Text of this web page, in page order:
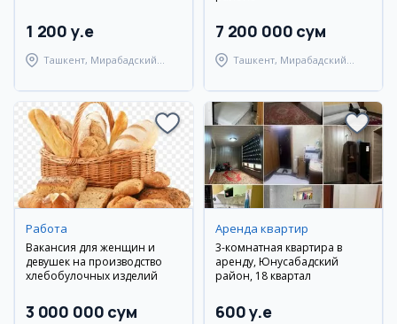
1 200 y.e
Ташкент, Мирабадский
7 200 000 сум
Ташкент, Мирабадский
Работа
Вакансия для женщин и
девушек на производство
хлебобулочных изделий
3 000 000 сум
Аренда квартир
3-комнатная квартира в
аренду, Юнусабадский
район, 18 квартал
600 y.e